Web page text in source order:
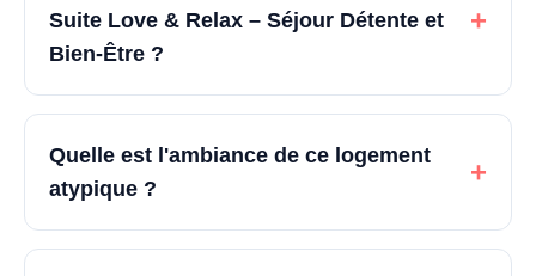
Suite Love & Relax – Séjour Détente et
Bien-Être ?
+
Quelle est l'ambiance de ce logement
atypique ?
+